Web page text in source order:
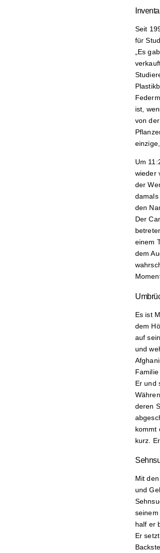
Seit
für
„Es
ist,
von
Um
wieder
der
den
Der
einem
dem
Es ist
dem
auf
und
Er und
deren
kommt
kurz.
Mit
und
half er
Er